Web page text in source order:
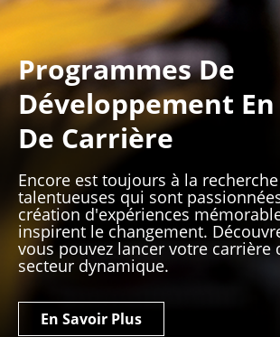
Programmes De
Développement
De Carrière
Encore est toujours à la
talentueuses qui sont
création d'expériences
inspirent le changement.
vous pouvez lancer votre carrière
secteur dynamique.
En Savoir Plus